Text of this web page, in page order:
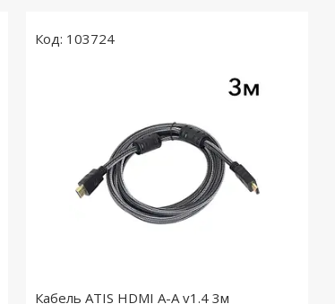
103724
Кабель ATIS HDMI A-A v1.4 3м